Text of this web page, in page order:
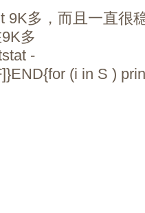
9K多，而且一直很
多
-
(i in S )